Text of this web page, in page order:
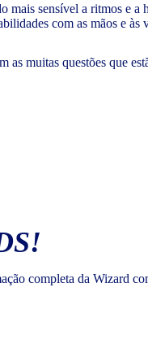
mais sensível a ritmos e a
com as mãos e às
muitas questões que
completa da Wizard